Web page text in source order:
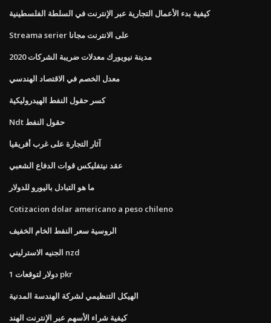
كيفية بدء الأعمال التجارية عبر الإنترنت في السلطة الفلسطينية
Streama serier على الانترنت مجانا
مدينة نيويورك معدلات ضريبة الشركات 2020
معدل الخصم في الاقتصاد الهندسي
كسر حقول النفط الهيدروليكية
Ndt حقول النفط
آثار التجارة على غرب أفريقيا
عقد نيتفليكس قوات الدفاع الشعبي
ما هو التبادل باليورو للدولار
Cotizacion dolar americano a peso chileno
الروسية سعر النفط الخام الخفيف
الجنيه الاسترليني nzd
1 دولار لتوقعات pkr
الهيكل التنظيمي لشركة الهندسة المدنية
كيفية شراء الأسهم عبر الإنترنت الهند